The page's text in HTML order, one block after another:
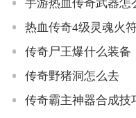
手游热血传奇武器怎
热血传奇4级灵魂火
传奇尸王爆什么装备
传奇野猪洞怎么去
传奇霸主神器合成技